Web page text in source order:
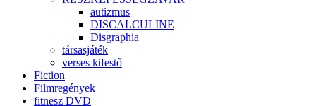
autizmus
DISCALCULINE
Disgraphia
társasjáték
verses kifestő
Fiction
Filmregények
fitnesz DVD